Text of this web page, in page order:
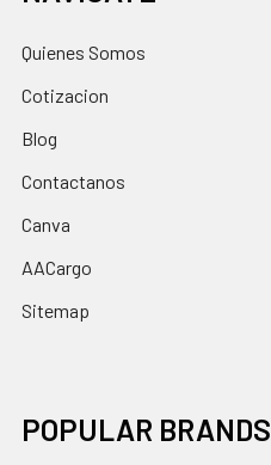
Quienes Somos
Cotizacion
Blog
Contactanos
Canva
AACargo
Sitemap
POPULAR BRANDS